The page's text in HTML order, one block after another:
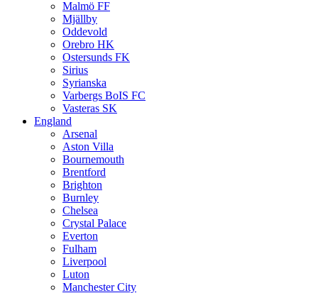
Malmö FF
Mjällby
Oddevold
Orebro HK
Ostersunds FK
Sirius
Syrianska
Varbergs BoIS FC
Vasteras SK
England
Arsenal
Aston Villa
Bournemouth
Brentford
Brighton
Burnley
Chelsea
Crystal Palace
Everton
Fulham
Liverpool
Luton
Manchester City